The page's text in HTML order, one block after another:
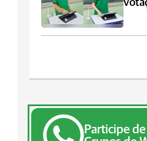
Participe